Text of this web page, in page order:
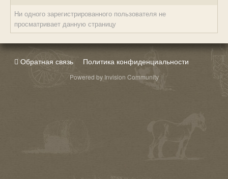
Ни одного зарегистрированного пользователя не
просматривает данную страницу
Обратная связь Политика конфиденциальности
Powered by Invision Community